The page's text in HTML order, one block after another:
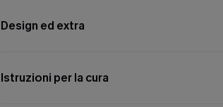
Design ed extra
Istruzioni per la cura